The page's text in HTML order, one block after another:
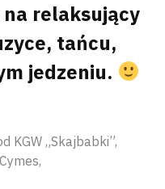
relaksujący
tańcu,
jedzeniu.
KGW „Skajbabki”,